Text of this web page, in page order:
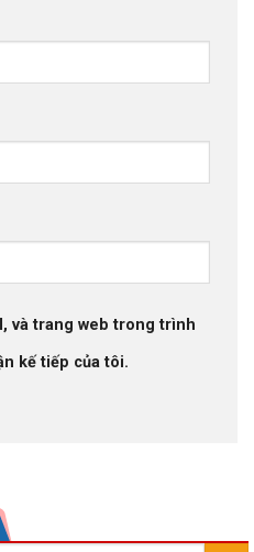
và trang web trong trình
kế tiếp của tôi.